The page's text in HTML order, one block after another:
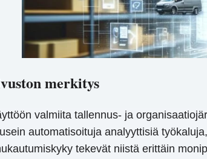
merkitys
valmiita tallennus- ja
automatisoituja analyyttisiä
tekevät niistä erittäin